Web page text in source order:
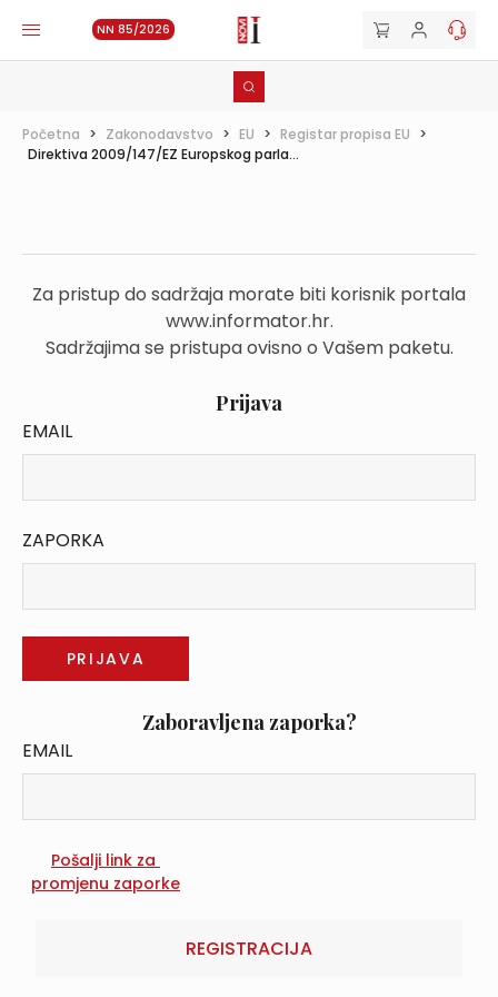
NN 85/2026
Početna > Zakonodavstvo > EU > Registar propisa EU >
Direktiva 2009/147/EZ Europskog parla...
Za pristup do sadržaja morate biti korisnik portala
www.informator.hr.
Sadržajima se pristupa ovisno o Vašem paketu.
Prijava
EMAIL
ZAPORKA
Zaboravljena zaporka?
EMAIL
REGISTRACIJA